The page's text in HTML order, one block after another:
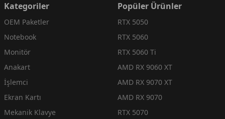
Kategoriler
OEM Paketler
Notebook
Monitör
Anakart
İşlemci
Ekran Kartı
Mekanik Klavye
Popüler Ürünler
RTX 5050
RTX 5060
RTX 5060 Ti
AMD RX 9060 XT
AMD RX 9070 XT
AMD RX 9070
RTX 5070